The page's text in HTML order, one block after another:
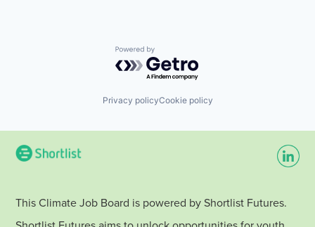
Powered by Getro.com
Privacy policyCookie policy
This Climate Job Board is powered by Shortlist Futures.